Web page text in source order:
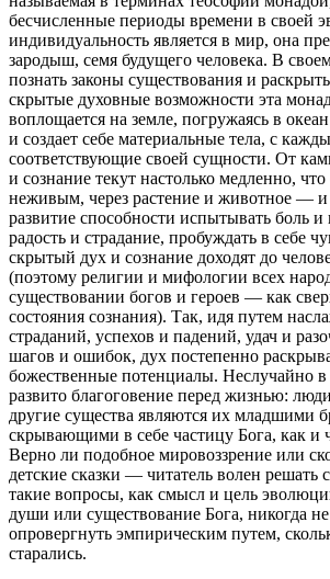
бесчисленные периоды времени в своей
индивидуальность является в мир, она
зародыш, семя будущего человека. В
познать законы существования и
скрытые духовные возможности эта
воплощается на земле, погружаясь в
и создает себе материальные тела, с
соответствующие своей сущности. От
и сознание текут настолько медленно, что
неживым, через растение и животное — и
развитие способности испытывать боль и
радость и страдание, пробуждать в себе
скрытый дух и сознание доходят до
(поэтому религии и мифологии всех
существовании богов и героев — как
состояния сознания). Так, идя путем
страданий, успехов и падений, удач и
шагов и ошибок, дух постепенно
божественные потенциалы. Неслучайно
развито благоговение перед жизнью:
другие существа являются их младшими
скрывающими в себе частицу Бога, как и
Верно ли подобное мировоззрение или
детские сказки — читатель волен решать
такие вопросы, как смысл и цель
души или существование Бога, никогда не
опровергнуть эмпирическим путем,
старались.